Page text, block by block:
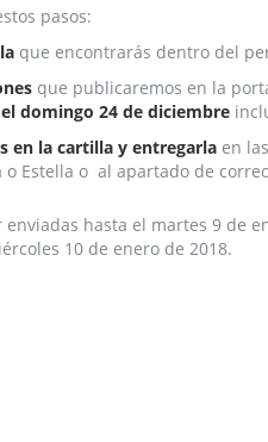
pasos:
que encontrarás dentro del
que publicaremos en la
domingo 24 de diciembre
en la cartilla y entregarla en
o Estella o al apartado de
hasta el martes 9 de
10 de enero de 2018.